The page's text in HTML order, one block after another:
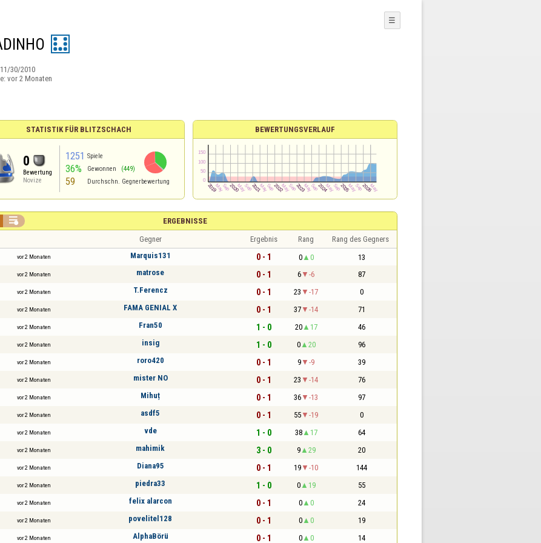
11/30/2010
vor 2 Monaten
☰
STATISTIK FÜR BLITZSCHACH
0
Bewertung
Novize
1251 Spiele
36% Gewonnen (449)
59 Durchschn. Gegnerbewertung
BEWERTUNGSVERLAUF
ERGEBNISSE

Gegner Ergebnis Rang Rang des Gegners
vor 2 Monaten Marquis131 0 - 1 0 0 13
vor 2 Monaten matrose 0 - 1 6 -6 87
vor 2 Monaten T.Ferencz 0 - 1 23 -17 0
vor 2 Monaten FAMA GENIAL X 0 - 1 37 -14 71
vor 2 Monaten Fran50 1 - 0 20 17 46
vor 2 Monaten insig 1 - 0 0 20 96
vor 2 Monaten roro420 0 - 1 9 -9 39
vor 2 Monaten mister NO 0 - 1 23 -14 76
vor 2 Monaten Mihuț 0 - 1 36 -13 97
vor 2 Monaten asdf5 0 - 1 55 -19 0
vor 2 Monaten vde 1 - 0 38 17 64
vor 2 Monaten mahimik 3 - 0 9 29 20
vor 2 Monaten Diana95 0 - 1 19 -10 144
vor 2 Monaten piedra33 1 - 0 0 19 55
vor 2 Monaten felix alarcon 0 - 1 0 0 24
vor 2 Monaten povelitel128 0 - 1 0 0 19
vor 2 Monaten AlphaBörü 0 - 1 0 0 14